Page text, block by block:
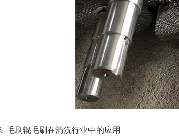
: 毛刷辊毛刷在清洗行业中的应用